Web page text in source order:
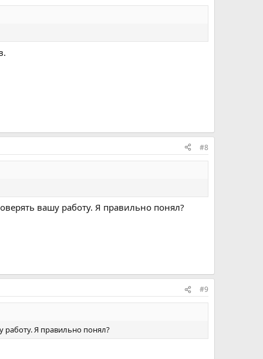
#8
вашу работу. Я правильно понял?
#9
работу. Я правильно понял?